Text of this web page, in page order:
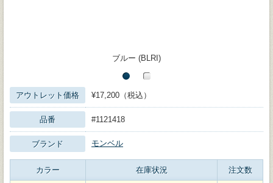
ブルー (BLRI)
アウトレット価格 ¥17,200（税込）
品番 #1121418
ブランド モンベル
カラー 在庫状況 注文数